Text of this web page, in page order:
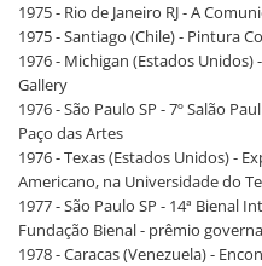
1975 - Rio de Janeiro RJ - A
1975 - Santiago (Chile) - Pintura
1976 - Michigan (Estados
Gallery
1976 - São Paulo SP - 7º Salão
Paço das Artes
1976 - Texas (Estados Unidos) -
Americano, na Universidade do
1977 - São Paulo SP - 14ª Bienal
Fundação Bienal - prêmio
1978 - Caracas (Venezuela) -